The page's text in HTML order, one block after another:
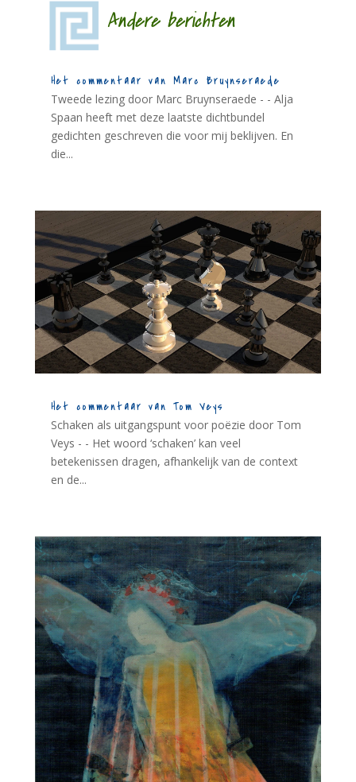
Andere berichten
Het commentaar van Marc Bruynseraede
Tweede lezing door Marc Bruynseraede - - Alja
Spaan heeft met deze laatste dichtbundel
gedichten geschreven die voor mij beklijven. En
die...
Het commentaar van Tom Veys
Schaken als uitgangspunt voor poëzie door Tom
Veys - - Het woord ‘schaken’ kan veel
betekenissen dragen, afhankelijk van de context
en de...